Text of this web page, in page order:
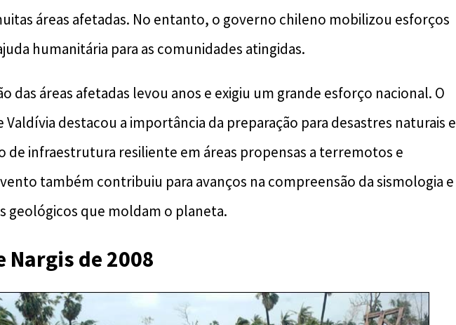
áreas afetadas. No entanto, o governo chileno mobilizou esforços
humanitária para as comunidades atingidas.
das áreas afetadas levou anos e exigiu um grande esforço nacional. O
destacou a importância da preparação para desastres naturais e
de infraestrutura resiliente em áreas propensas a terremotos e
também contribuiu para avanços na compreensão da sismologia e
geológicos que moldam o planeta.
Nargis de 2008